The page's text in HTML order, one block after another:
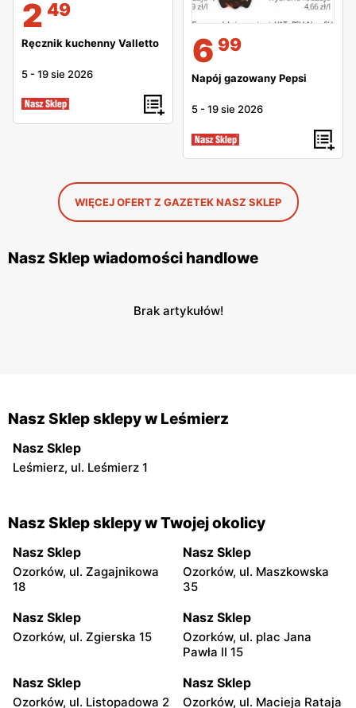
2 49
Ręcznik kuchenny Valletto
5 -19 sie 2026
6 99
Napój gazowany Pepsi
5 -19 sie 2026
WIĘCEJ OFERT Z GAZETEK NASZ SKLEP
Nasz Sklep wiadomości handlowe
Brak artykułów!
Nasz Sklep sklepy w Leśmierz
Nasz Sklep
Leśmierz, ul. Leśmierz 1
Nasz Sklep sklepy w Twojej okolicy
Nasz Sklep
Ozorków, ul. Zagajnikowa
18
Nasz Sklep
Ozorków, ul. Maszkowska
35
Nasz Sklep
Ozorków, ul. Zgierska 15
Nasz Sklep
Ozorków, ul. plac Jana
Pawła II 15
Nasz Sklep
Ozorków, ul. Listopadowa 2
Nasz Sklep
Ozorków, ul. Macieja Rataja